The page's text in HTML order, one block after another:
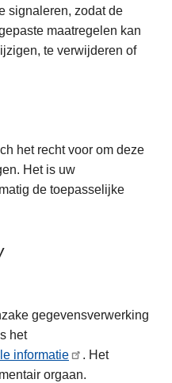
signaleren, zodat de
maatregelen kan
te verwijderen of
het recht voor om deze
Het is uw
de toepasselijke
gegevensverwerking
het
informatie
. Het
orgaan.